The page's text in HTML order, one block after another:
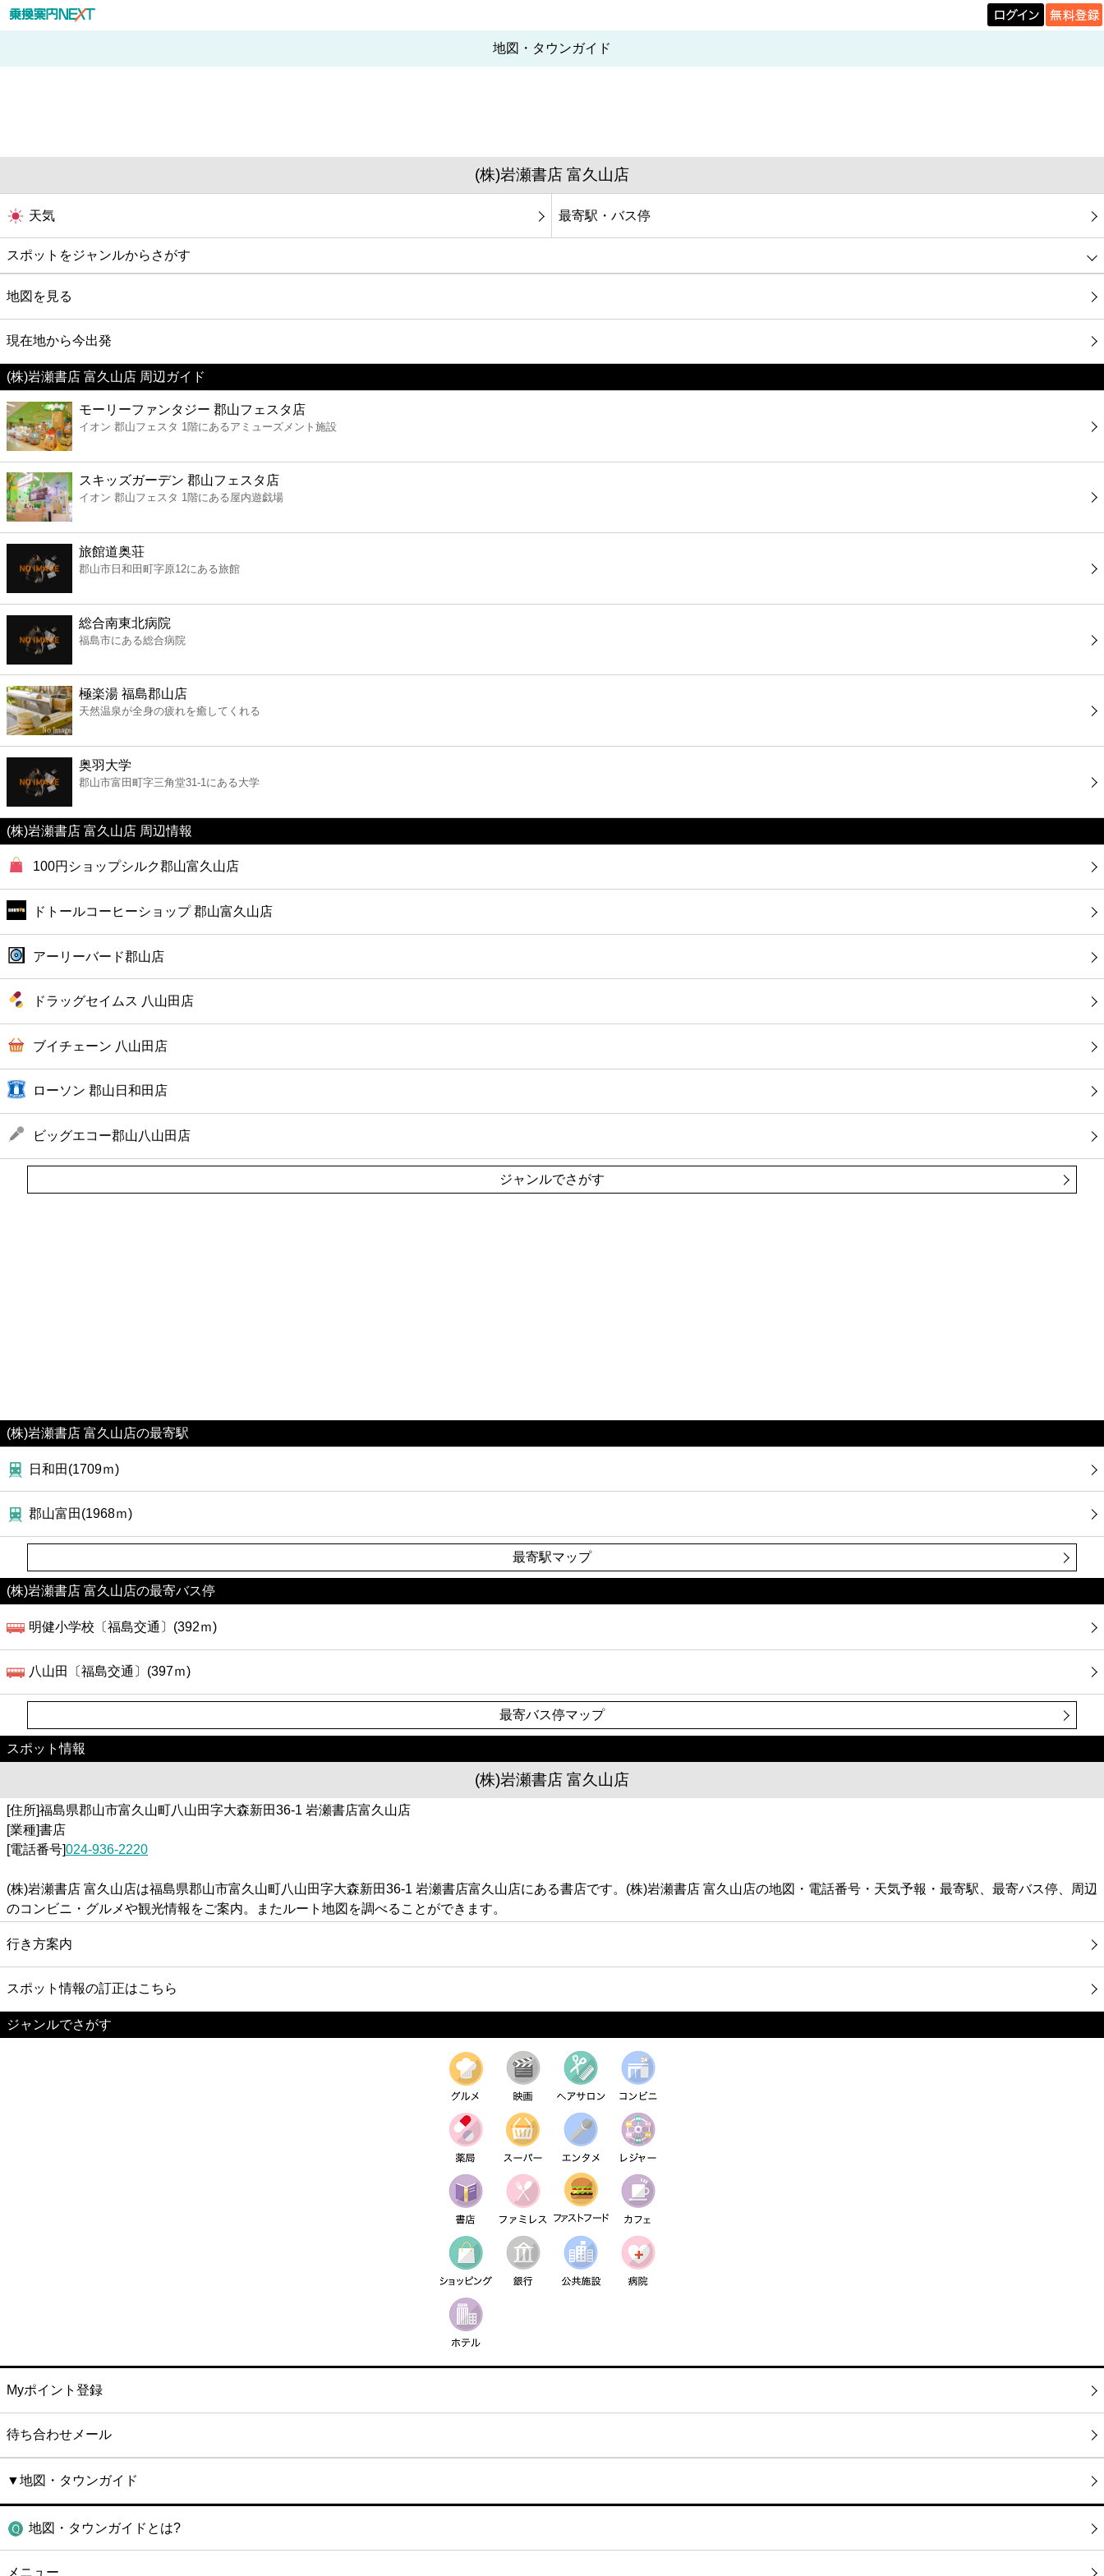
地図・タウンガイド
(株)岩瀬書店 富久山店
天気 最寄駅・バス停
スポットをジャンルからさがす
グルメ
映画
美容
コンビニ
薬局
スーパー
エンタメ
レジャー
書店
ファミレス
ファーストフード
カフェ
ショッピング
公共
病院
ホテル
地図を見る
現在地から今出発
(株)岩瀬書店 富久山店 周辺ガイド
モーリーファンタジー 郡山フェスタ店
イオン 郡山フェスタ 1階にあるアミューズメント施設
スキッズガーデン 郡山フェスタ店
イオン 郡山フェスタ 1階にある屋内遊戯場
旅館道奥荘
郡山市日和田町字原12にある旅館
総合南東北病院
福島市にある総合病院
極楽湯 福島郡山店
天然温泉が全身の疲れを癒してくれる
奥羽大学
郡山市富田町字三角堂31-1にある大学
(株)岩瀬書店 富久山店 周辺情報
100円ショップシルク郡山富久山店
ドトールコーヒーショップ 郡山富久山店
アーリーバード郡山店
ドラッグセイムス 八山田店
ブイチェーン 八山田店
ローソン 郡山日和田店
ビッグエコー郡山八山田店
ジャンルでさがす
(株)岩瀬書店 富久山店の最寄駅
日和田(1709ｍ)
郡山富田(1968ｍ)
最寄駅マップ
(株)岩瀬書店 富久山店の最寄バス停
明健小学校〔福島交通〕(392ｍ)
八山田〔福島交通〕(397ｍ)
最寄バス停マップ
スポット情報
(株)岩瀬書店 富久山店
[住所]福島県郡山市富久山町八山田字大森新田36-1 岩瀬書店富久山店
[業種]書店
[電話番号]024-936-2220
(株)岩瀬書店 富久山店は福島県郡山市富久山町八山田字大森新田36-1 岩瀬書店富久山店にある書店です。(株)岩瀬書店 富久山店の地図・電話番号・天気予報・最寄駅、最寄バス停、周辺
のコンビニ・グルメや観光情報をご案内。またルート地図を調べることができます。
行き方案内
スポット情報の訂正はこちら
ジャンルでさがす
Myポイント登録
待ち合わせメール
▼地図・タウンガイド
地図・タウンガイドとは?
メニュー